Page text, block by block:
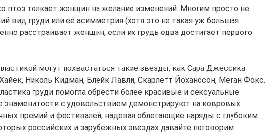
птоз толкает женщин на желание изменений. Многим просто не
вид груди или ее асимметрия (хотя это не такая уж большая
расстраивает женщин, если их грудь едва достигает первого
могут похвастаться такие звезды, как Сара Джессика
Николь Кидман, Блейк Лавли, Скарлетт Йоханссон, Меган Фокс.
груди помогла обрести более красивые и сексуальные
с удовольствием демонстрируют на ковровых
премий и фестивалей, надевая облегающие наряды с глубоким
российских и зарубежных звездах давайте поговорим